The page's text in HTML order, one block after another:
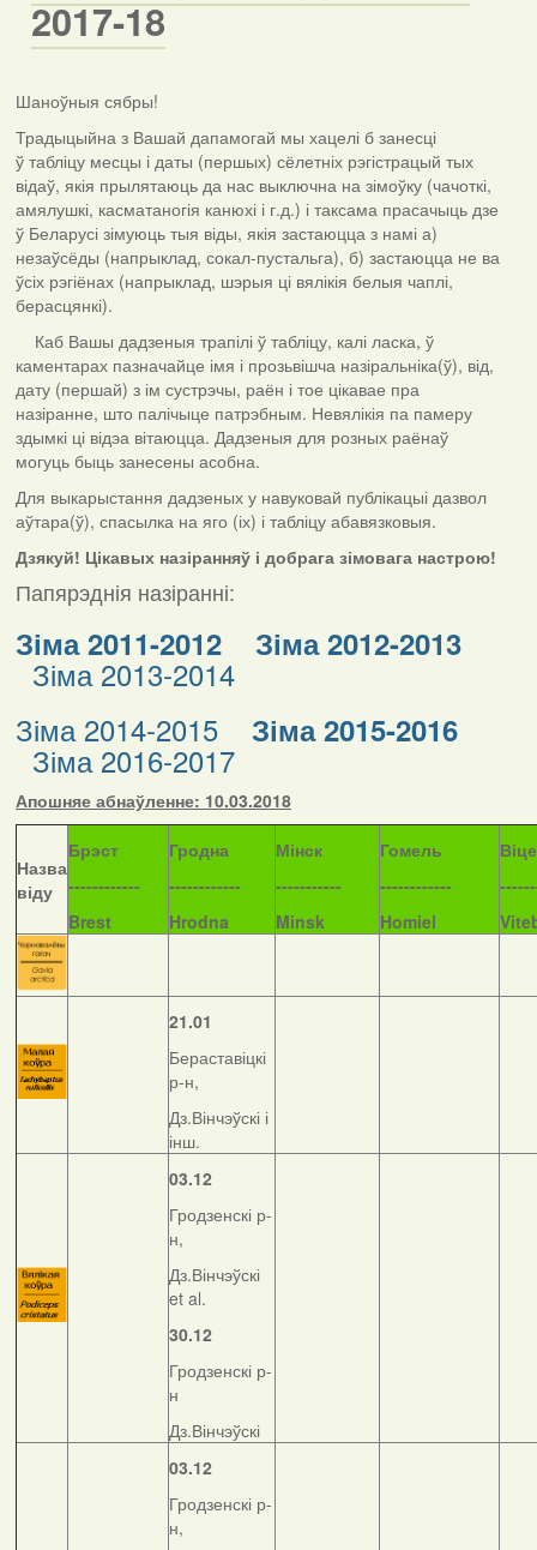
2017-18
Шаноўныя сябры!
Традыцыйна з Вашай дапамогай мы хацелі б занесці
ў табліцу месцы і даты (першых) сёлетніх рэгістрацый тых
відаў, якія прылятаюць да нас выключна на зімоўку (чачоткі,
амялушкі, касматаногія канюхі і г.д.) і таксама прасачыць дзе
ў Беларусі зімуюць тыя віды, якія застаюцца з намі а)
незаўсёды (напрыклад, сокал-пустальга), б) застаюцца не ва
ўсіх рэгіёнах (напрыклад, шэрыя ці вялікія белыя чаплі,
берасцянкі).
Каб Вашы дадзеныя трапілі ў табліцу, калі ласка, ў
каментарах пазначайце імя і прозьвішча назіральніка(ў), від,
дату (першай) з ім сустрэчы, раён і тое цікавае пра
назіранне, што палічыце патрэбным. Невялікія па памеру
здымкі ці відэа вітаюцца. Дадзеныя для розных раёнаў
могуць быць занесены асобна.
Для выкарыстання дадзеных у навуковай публікацыі дазвол
аўтара(ў), спасылка на яго (іх) і табліцу абавязковыя.
Дзякуй! Цікавых назіранняў і добрага зімовага настрою!
Папярэднія назіранні:
Зіма 2011-2012 Зіма 2012-2013
Зіма 2013-2014
Зіма 2014-2015
Зіма 2015-2016
Зіма 2016-2017
Апошняе абнаўленне: 10.03.2018
Назва
віду
Брэст
------------
Brest
Гродна
------------
Hrodna
Мінск
-----------
Minsk
Гомель
------------
Homiel
21.01
Бераставіцкі
р-н,
Дз.Вінчэўскі і
інш.
03.12
Гродзенскі р-
н,
Дз.Вінчэўскі
et al.
30.12
Гродзенскі р-
н
Дз.Вінчэўскі
03.12
Гродзенскі р-
н,